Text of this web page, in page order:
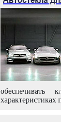
обеспечивать
характеристиках